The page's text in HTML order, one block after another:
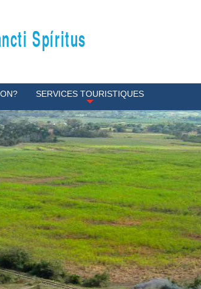
Spíritus
SERVICES TOURISTIQUES